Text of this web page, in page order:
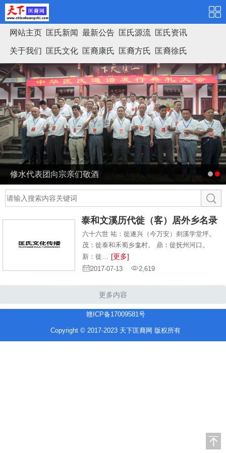
网站主页 匡氏新闻 最新公告 匡氏源流 匡氏资讯
关于我们 匡氏文化 匡裔康氏 匡裔方氏 匡裔徐氏
匡氏家谱
修水代表团向宗亲们敬酒
泰和文溪历代徙（客）居外乡名录
六十六世 祐：徙遂兴（今万安）剡溪学堂坪。
茂：徙泰和禾蜀乡龛村。 鼎：徙抚州河口。
新：徙…
[更多]
2017-07-13 2,619
更多内容
赣ICP备17009581号
Copyright © 2017-2023 天下匡裔网 版权所有